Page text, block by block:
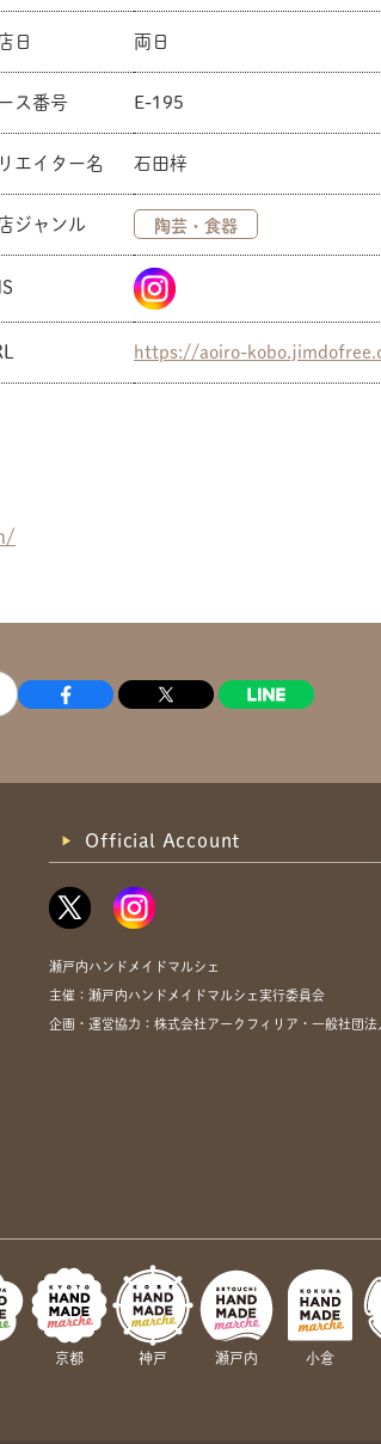
日 両日
ス番号 E-195
エイター名 石田梓
ジャンル 陶芸・食器
https://aoiro-
Official Account
瀬戸内ハンドメイドマルシェ
主催：瀬戸内ハンドメイドマルシェ実行委員会
企画・運営協力：株式会社アークフィリア・一般社団
京都 神戸 瀬戸内 小倉